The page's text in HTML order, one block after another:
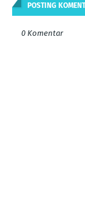
POSTING
0 Komentar